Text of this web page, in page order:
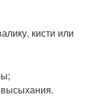
кисти или